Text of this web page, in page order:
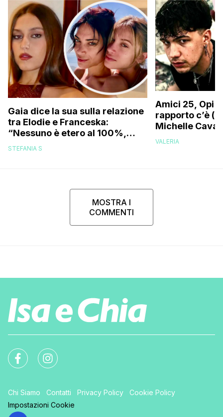
Gaia dice la sua sulla relazione
tra Elodie e Franceska:
“Nessuno è etero al 100%,
trovo folle che…”
STEFANIA S
Amici 25, Opi
rapporto c’è
Michelle
VALERIA
MOSTRA I
COMMENTI
Chi Siamo Contatti Privacy Policy
Cookie Policy
Impostazioni Cookie